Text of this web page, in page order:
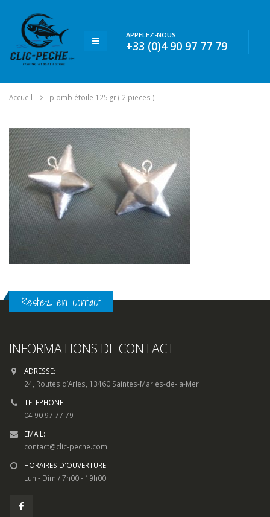
APPELEZ-NOUS
+33 (0)4 90 97 77 79
Accueil plomb étoile 125 gr ( 2 pieces )
Restez en contact
INFORMATIONS DE CONTACT
ADRESSE:
24, Routes d’Arles, 13460 Saintes-Maries-de-la-Mer
TELEPHONE:
04 90 97 77 79
EMAIL:
contact@clic-peche.com
HORAIRES D'OUVERTURE:
Lun - Dim / 7h00 - 19h00